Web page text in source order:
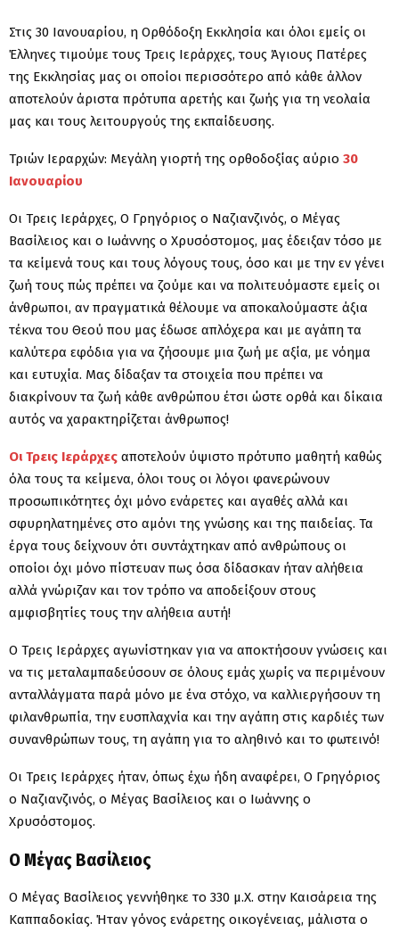
Στις 30 Ιανουαρίου, η Ορθόδοξη Εκκλησία και όλοι εμείς οι
Έλληνες τιμούμε τους Τρεις Ιεράρχες, τους Άγιους Πατέρες
της Εκκλησίας μας οι οποίοι περισσότερο από κάθε άλλον
αποτελούν άριστα πρότυπα αρετής και ζωής για τη νεολαία
μας και τους λειτουργούς της εκπαίδευσης.
Τριών Ιεραρχών: Μεγάλη γιορτή της ορθοδοξίας αύριο 30
Ιανουαρίου
Οι Τρεις Ιεράρχες, Ο Γρηγόριος ο Ναζιανζινός, ο Μέγας
Βασίλειος και ο Ιωάννης ο Χρυσόστομος, μας έδειξαν τόσο με
τα κείμενά τους και τους λόγους τους, όσο και με την εν γένει
ζωή τους πώς πρέπει να ζούμε και να πολιτευόμαστε εμείς οι
άνθρωποι, αν πραγματικά θέλουμε να αποκαλούμαστε άξια
τέκνα του Θεού που μας έδωσε απλόχερα και με αγάπη τα
καλύτερα εφόδια για να ζήσουμε μια ζωή με αξία, με νόημα
και ευτυχία. Μας δίδαξαν τα στοιχεία που πρέπει να
διακρίνουν τα ζωή κάθε ανθρώπου έτσι ώστε ορθά και δίκαια
αυτός να χαρακτηρίζεται άνθρωπος!
Οι Τρεις Ιεράρχες αποτελούν ύψιστο πρότυπο μαθητή καθώς
όλα τους τα κείμενα, όλοι τους οι λόγοι φανερώνουν
προσωπικότητες όχι μόνο ενάρετες και αγαθές αλλά και
σφυρηλατημένες στο αμόνι της γνώσης και της παιδείας. Τα
έργα τους δείχνουν ότι συντάχτηκαν από ανθρώπους οι
οποίοι όχι μόνο πίστευαν πως όσα δίδασκαν ήταν αλήθεια
αλλά γνώριζαν και τον τρόπο να αποδείξουν στους
αμφισβητίες τους την αλήθεια αυτή!
Ο Τρεις Ιεράρχες αγωνίστηκαν για να αποκτήσουν γνώσεις και
να τις μεταλαμπαδεύσουν σε όλους εμάς χωρίς να περιμένουν
ανταλλάγματα παρά μόνο με ένα στόχο, να καλλιεργήσουν τη
φιλανθρωπία, την ευσπλαχνία και την αγάπη στις καρδιές των
συνανθρώπων τους, τη αγάπη για το αληθινό και το φωτεινό!
Οι Τρεις Ιεράρχες ήταν, όπως έχω ήδη αναφέρει, Ο Γρηγόριος
ο Ναζιανζινός, ο Μέγας Βασίλειος και ο Ιωάννης ο
Χρυσόστομος.
Ο Μέγας Βασίλειος
Ο Μέγας Βασίλειος γεννήθηκε το 330 μ.Χ. στην Καισάρεια της
Καππαδοκίας. Ήταν γόνος ενάρετης οικογένειας, μάλιστα ο